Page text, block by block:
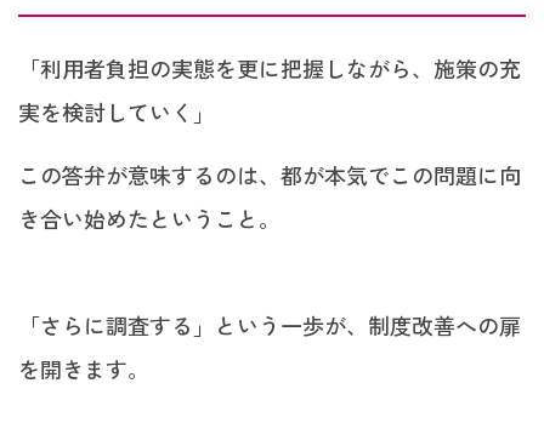
「利用者負担の実態を更に把握しながら、施策の充
実を検討していく」
この答弁が意味するのは、都が本気でこの問題に向
き合い始めたということ。
「さらに調査する」という一歩が、制度改善への扉
を開きます。